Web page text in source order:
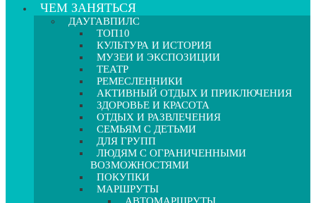
ЧЕМ ЗАНЯТЬСЯ
ДАУГАВПИЛС
ТОП10
КУЛЬТУРА И ИСТОРИЯ
МУЗЕИ И ЭКСПОЗИЦИИ
ТЕАТР
РЕМЕСЛЕННИКИ
АКТИВНЫЙ ОТДЫХ И ПРИКЛЮЧЕНИЯ
ЗДОРОВЬЕ И КРАСОТА
ОТДЫХ И РАЗВЛЕЧЕНИЯ
СЕМЬЯМ С ДЕТЬМИ
ДЛЯ ГРУПП
ЛЮДЯМ С ОГРАНИЧЕННЫМИ
ВОЗМОЖНОСТЯМИ
ПОКУПКИ
МАРШРУТЫ